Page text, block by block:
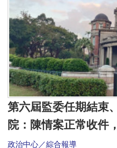
第六屆監委任期結
院：陳情案正常收件
政治中心／綜合報導